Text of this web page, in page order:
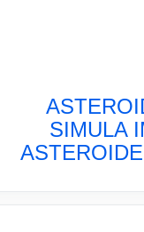
SIMULA